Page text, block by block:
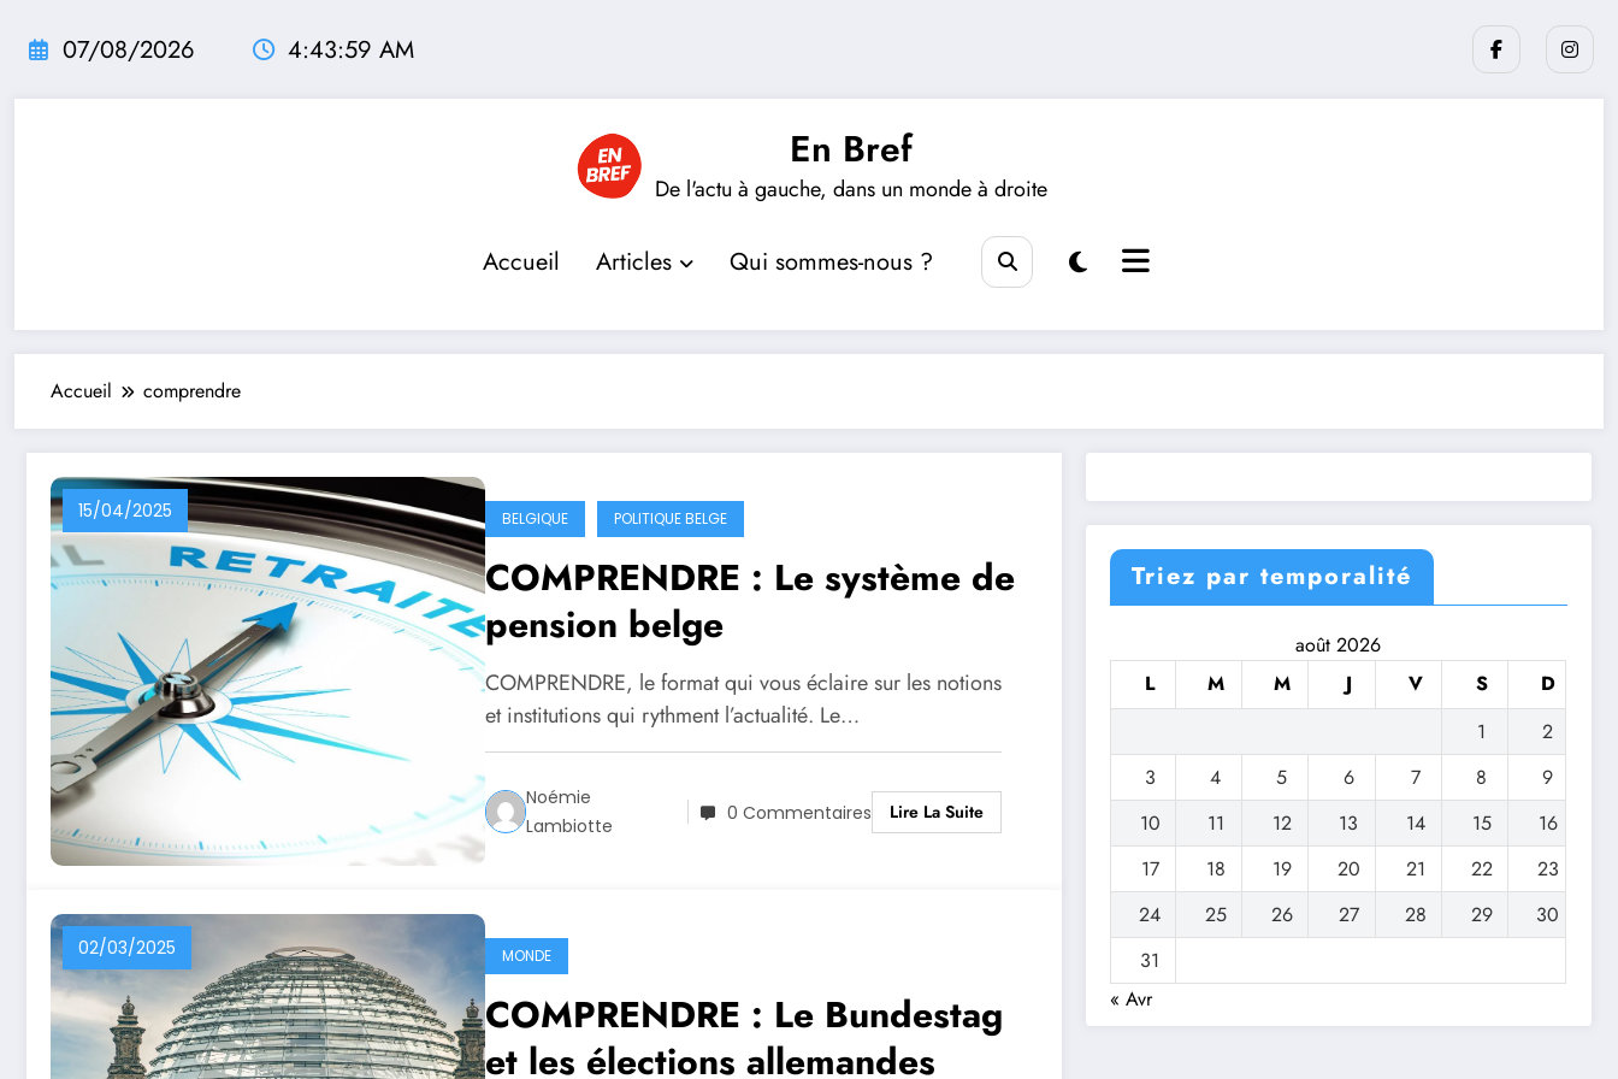
07/08/2026 4:43:59 AM
En Bref
De l'actu à gauche, dans un monde à droite
Accueil Articles Qui sommes-nous ?
Accueil comprendre
15/04/2025 BELGIQUE POLITIQUE BELGE
COMPRENDRE : Le système de
pension belge
COMPRENDRE, le format qui vous éclaire sur les notions
et institutions qui rythment l’actualité. Le…
Noémie
Lambiotte
0 Commentaires Lire La Suite
02/03/2025 MONDE
COMPRENDRE : Le Bundestag
et les élections allemandes
Triez par temporalité
août 2026
L
M M J V S
D
1
2
3
4 5 6 7 8
9
10
11 12 13 14 15
16
17
18 19 20 21 22
23
24
25 26 27 28 29
30
31
« Avr